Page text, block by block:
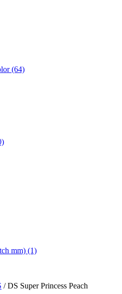
(64)
mm) (1)
/ DS Super Princess Peach